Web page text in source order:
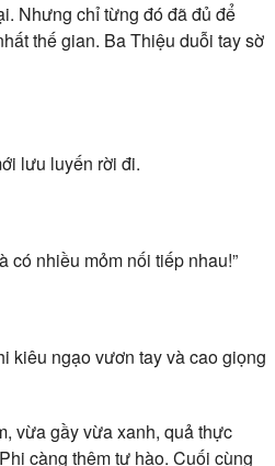
Nhưng chỉ từng đó đã đủ để
thế gian. Ba Thiệu duỗi tay sờ
lưu luyến rời đi.
có nhiều mỏm nối tiếp nhau!”
kiêu ngạo vươn tay và cao giọng
vừa gầy vừa xanh, quả thực
càng thêm tự hào. Cuối cùng